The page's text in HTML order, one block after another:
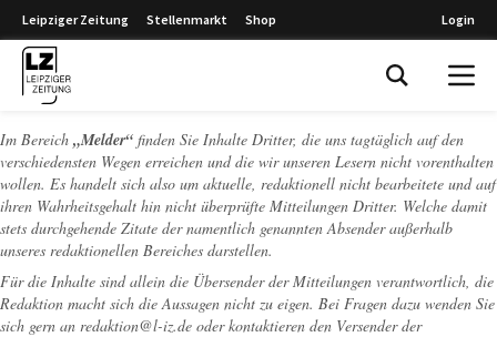
Leipziger Zeitung Stellenmarkt Shop Login
Im Bereich „Melder“ finden Sie Inhalte Dritter, die uns tagtäglich auf den
verschiedensten Wegen erreichen und die wir unseren Lesern nicht vorenthalten
wollen. Es handelt sich also um aktuelle, redaktionell nicht bearbeitete und auf
ihren Wahrheitsgehalt hin nicht überprüfte Mitteilungen Dritter. Welche damit
stets durchgehende Zitate der namentlich genannten Absender außerhalb
unseres redaktionellen Bereiches darstellen.
Für die Inhalte sind allein die Übersender der Mitteilungen verantwortlich, die
Redaktion macht sich die Aussagen nicht zu eigen. Bei Fragen dazu wenden Sie
sich gern an redaktion@l-iz.de oder kontaktieren den Versender der